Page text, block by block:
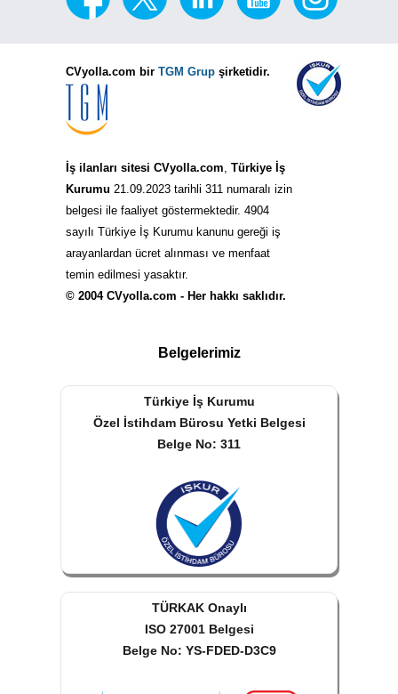
CVyolla.com bir TGM Grup şirketidir.
İş ilanları sitesi CVyolla.com, Türkiye İş
Kurumu 21.09.2023 tarihli 311 numaralı izin
belgesi ile faaliyet göstermektedir. 4904
sayılı Türkiye İş Kurumu kanunu gereği iş
arayanlardan ücret alınması ve menfaat
temin edilmesi yasaktır.
© 2004 CVyolla.com - Her hakkı saklıdır.
Belgelerimiz
Türkiye İş Kurumu
Özel İstihdam Bürosu Yetki Belgesi
Belge No: 311
TÜRKAK Onaylı
ISO 27001 Belgesi
Belge No: YS-FDED-D3C9